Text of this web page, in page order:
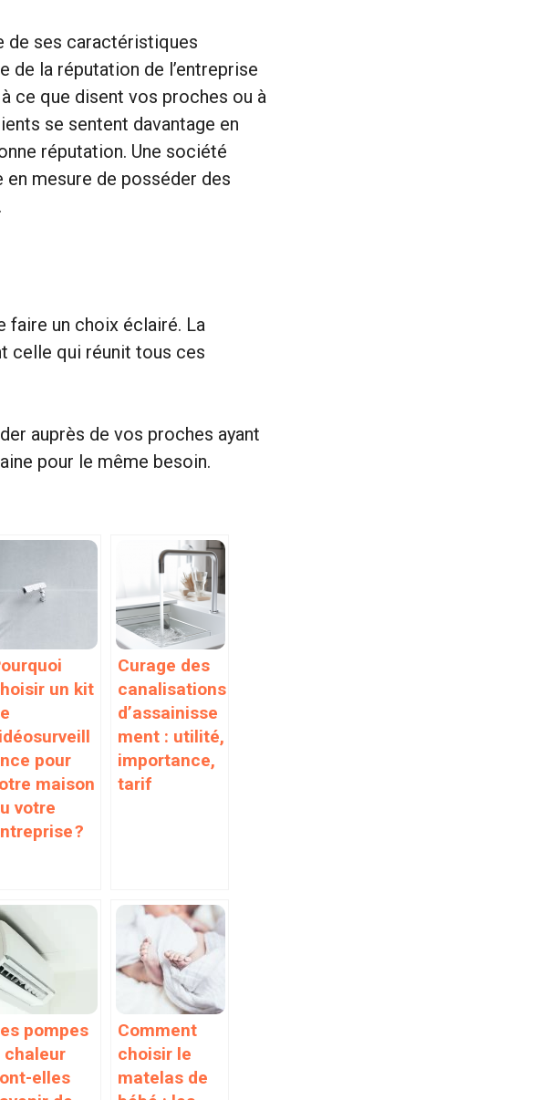
de ses caractéristiques
de la réputation de l’entreprise
ce que disent vos proches ou à
se sentent davantage en
réputation. Une société
en mesure de posséder des
faire un choix éclairé. La
celle qui réunit tous ces
auprès de vos proches ayant
pour le même besoin.
un kit
pour
maison
votre
?
Curage des
canalisations
d’assainisse
ment : utilité,
importance,
tarif
pompes
chaleur
elles
Comment
choisir le
matelas de